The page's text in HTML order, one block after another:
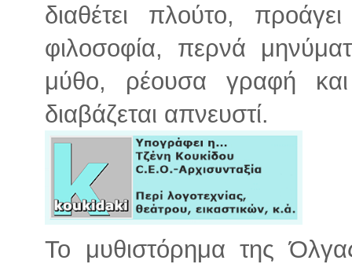
διαθέτει πλούτο,
φιλοσοφία, περνά
μύθο, ρέουσα γραφή και
διαβάζεται απνευστί.
Το μυθιστόρημα της